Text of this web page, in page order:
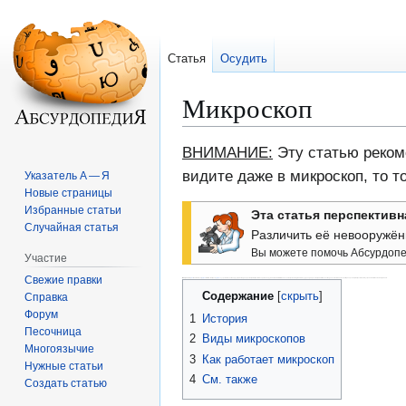
Микроскоп
Перейти
к
Перейти
к
ВНИМАНИЕ: Эту статью
видите даже в микроскоп, то
Эта статья
Различить её
Вы можете помочь
Содержание
1
История
2 Виды микроскопов
3 Как работает микроскоп
4 См. также
Статья Осудить
Указатель А — Я
Новые страницы
Избранные статьи
Случайная статья
Участие
Свежие правки
Справка
Форум
Песочница
Многоязычие
Нужные статьи
Создать статью